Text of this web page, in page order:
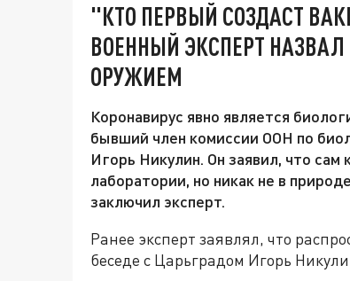
"КТО ПЕРВЫЙ СОЗДАСТ
ВОЕННЫЙ ЭКСПЕРТ
ОРУЖИЕМ
Коронавирус явно является
бывший член комиссии ООН по
Игорь Никулин. Он заявил, что сам
лаборатории, но никак не в
заключил эксперт.
Ранее эксперт заявлял, что
беседе с Царьградом Игорь